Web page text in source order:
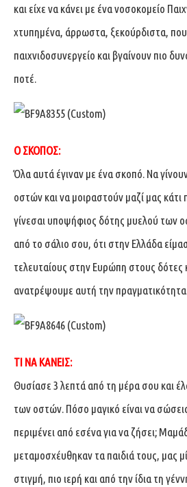
και είχε να κάνει με ένα νοσοκομείο
χτυπημένα, άρρωστα, ξεκούρδιστα,
παιχνιδοσυνεργείο και βγαίνουν πιο
ποτέ.
Ο ΣΚΟΠΟΣ:
Όλα αυτά έγιναν με ένα σκοπό. Να
οστών και να μοιραστούν μαζί μας κάτι
γίνεσαι υποψήφιος δότης μυελού των
από το σάλιο σου, ότι στην Ελλάδα
τελευταίους στην Ευρώπη στους δότες
ανατρέψουμε αυτή την
ΤΙ ΝΑ ΚΑΝΕΙΣ:
Θυσίασε 3 λεπτά από τη μέρα σου και
των οστών. Πόσο μαγικό είναι να
περιμένει από εσένα για να ζήσει;
μεταμοσχέυθηκαν τα παιδιά τους, μας
στιγμή, πιο ιερή και από την ίδια τη